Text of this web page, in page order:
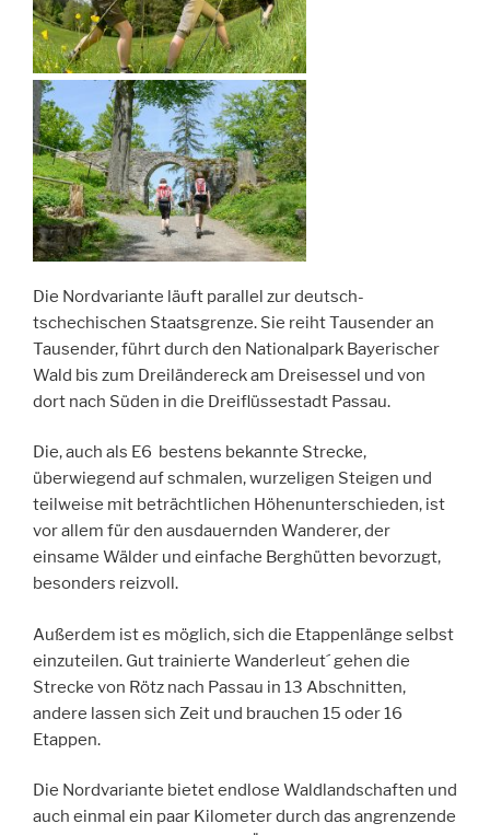
Die Nordvariante läuft parallel zur deutsch-
tschechischen Staatsgrenze. Sie reiht Tausender an
Tausender, führt durch den Nationalpark Bayerischer
Wald bis zum Dreiländereck am Dreisessel und von
dort nach Süden in die Dreiflüssestadt Passau.
Die, auch als E6 bestens bekannte Strecke,
überwiegend auf schmalen, wurzeligen Steigen und
teilweise mit beträchtlichen Höhenunterschieden, ist
vor allem für den ausdauernden Wanderer, der
einsame Wälder und einfache Berghütten bevorzugt,
besonders reizvoll.
Außerdem ist es möglich, sich die Etappenlänge selbst
einzuteilen. Gut trainierte Wanderleut´ gehen die
Strecke von Rötz nach Passau in 13 Abschnitten,
andere lassen sich Zeit und brauchen 15 oder 16
Etappen.
Die Nordvariante bietet endlose Waldlandschaften und
auch einmal ein paar Kilometer durch das angrenzende